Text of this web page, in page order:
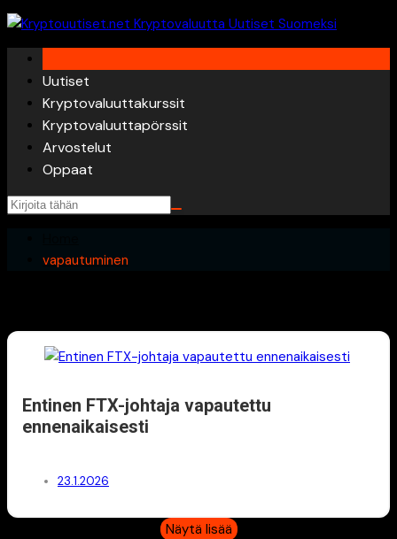
Skip
to
content
Uutiset
Kryptovaluuttakurssit
Kryptovaluuttapörssit
Arvostelut
Oppaat
vapautuminen
Entinen FTX-johtaja vapautettu
ennenaikaisesti
23.1.2026
Näytä lisää